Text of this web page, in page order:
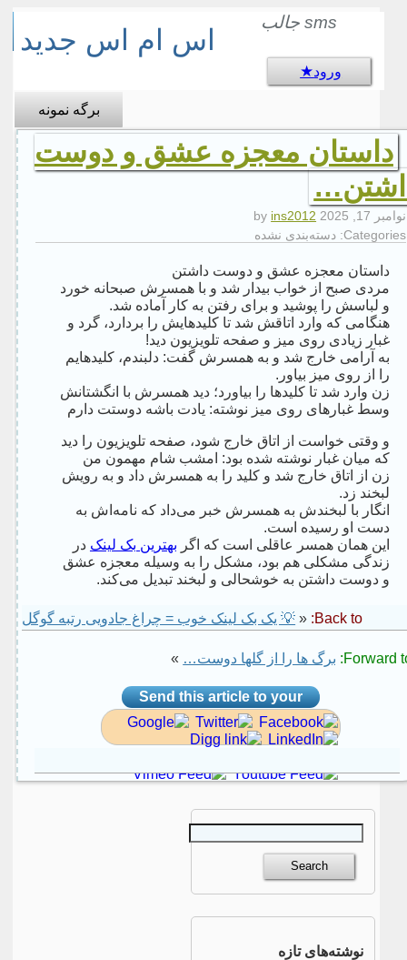
اس ام اس جدید
sms جالب
ورود
برگه نمونه
داستان معجزه عشق و دوست
نوامبر 17, 2025 by
ins2012
Categories: دسته‌بندی نشده
داستان معجزه عشق و دوست داشتن
مردی صبح از خواب بیدار شد و با همسرش صبحانه خورد
و لباسش را پوشید و برای رفتن به کار آماده شد.
هنگامی که وارد اتاقش شد تا کلیدهایش را بردارد، گرد و
غبار زیادی روی میز و صفحه تلویزیون دید!
به آرامی خارج شد و به همسرش گفت: دلبندم، کلیدهایم
را از روی میز بیاور.
زن وارد شد تا کلید‌ها را بیاورد؛ دید همسرش با انگشتانش
وسط غبار‌های روی میز نوشته: یادت باشه دوستت دارم
و وقتی خواست از اتاق خارج شود، صفحه تلویزیون را دید
که میان غبار نوشته شده بود: امشب شام مهمون من
زن از اتاق خارج شد و کلید را به همسرش داد و به رویش
لبخند زد.
انگار با لبخندش به همسرش خبر می‌داد که نامه‌اش به
دست او رسیده است.
این همان همسر عاقلی است که اگر بهترین بک لینک در
زندگی مشکلی هم بود، مشکل را به وسیله معجزه عشق
و دوست داشتن به خوشحالی و لبخند تبدیل می‌کند.
Back to:
« 💡 یک بک لینک خوب = چراغ جادویی رتبه گوگل
Forward برگ ها را از گلها دوست… »
Send this article to your
social site
نوشته‌های تازه